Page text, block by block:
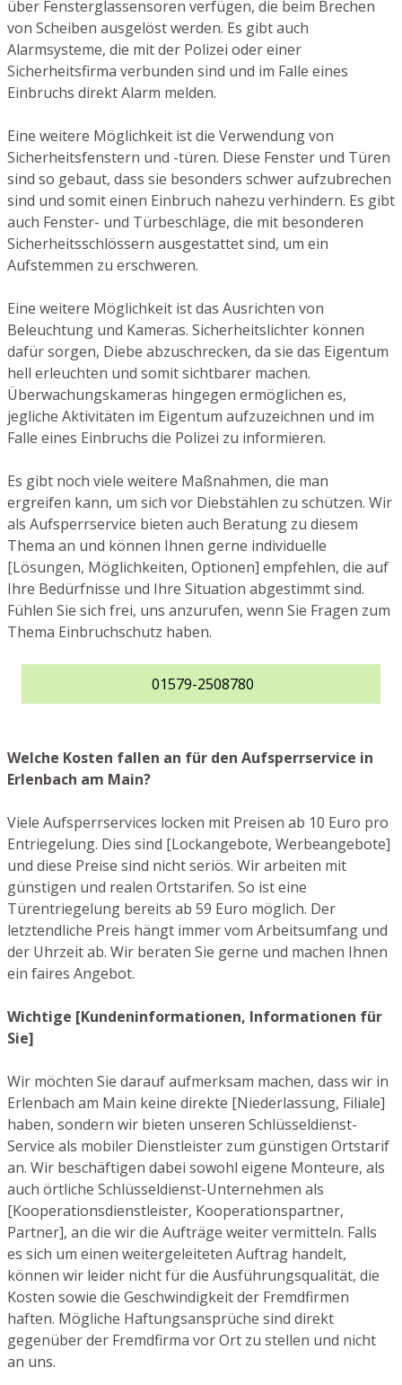
über Fensterglassensoren verfügen, die beim Brechen
von Scheiben ausgelöst werden. Es gibt auch
Alarmsysteme, die mit der Polizei oder einer
Sicherheitsfirma verbunden sind und im Falle eines
Einbruchs direkt Alarm melden.
Eine weitere Möglichkeit ist die Verwendung von
Sicherheitsfenstern und -türen. Diese Fenster und Türen
sind so gebaut, dass sie besonders schwer aufzubrechen
sind und somit einen Einbruch nahezu verhindern. Es gibt
auch Fenster- und Türbeschläge, die mit besonderen
Sicherheitsschlössern ausgestattet sind, um ein
Aufstemmen zu erschweren.
Eine weitere Möglichkeit ist das Ausrichten von
Beleuchtung und Kameras. Sicherheitslichter können
dafür sorgen, Diebe abzuschrecken, da sie das Eigentum
hell erleuchten und somit sichtbarer machen.
Überwachungskameras hingegen ermöglichen es,
jegliche Aktivitäten im Eigentum aufzuzeichnen und im
Falle eines Einbruchs die Polizei zu informieren.
Es gibt noch viele weitere Maßnahmen, die man
ergreifen kann, um sich vor Diebstählen zu schützen. Wir
als Aufsperrservice bieten auch Beratung zu diesem
Thema an und können Ihnen gerne individuelle
[Lösungen, Möglichkeiten, Optionen] empfehlen, die auf
Ihre Bedürfnisse und Ihre Situation abgestimmt sind.
Fühlen Sie sich frei, uns anzurufen, wenn Sie Fragen zum
Thema Einbruchschutz haben.
01579-2508780
Welche Kosten fallen an für den Aufsperrservice in
Erlenbach am Main?
Viele Aufsperrservices locken mit Preisen ab 10 Euro pro
Entriegelung. Dies sind [Lockangebote, Werbeangebote]
und diese Preise sind nicht seriös. Wir arbeiten mit
günstigen und realen Ortstarifen. So ist eine
Türentriegelung bereits ab 59 Euro möglich. Der
letztendliche Preis hängt immer vom Arbeitsumfang und
der Uhrzeit ab. Wir beraten Sie gerne und machen Ihnen
ein faires Angebot.
Wichtige [Kundeninformationen, Informationen für
Sie]
Wir möchten Sie darauf aufmerksam machen, dass wir in
Erlenbach am Main keine direkte [Niederlassung, Filiale]
haben, sondern wir bieten unseren Schlüsseldienst-
Service als mobiler Dienstleister zum günstigen Ortstarif
an. Wir beschäftigen dabei sowohl eigene Monteure, als
auch örtliche Schlüsseldienst-Unternehmen als
[Kooperationsdienstleister, Kooperationspartner,
Partner], an die wir die Aufträge weiter vermitteln. Falls
es sich um einen weitergeleiteten Auftrag handelt,
können wir leider nicht für die Ausführungsqualität, die
Kosten sowie die Geschwindigkeit der Fremdfirmen
haften. Mögliche Haftungsansprüche sind direkt
gegenüber der Fremdfirma vor Ort zu stellen und nicht
an uns.